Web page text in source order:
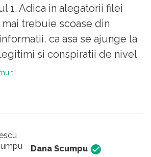
pentru democratie decat
si ca drepturile si
cetatenilor sunt mai presus
de forta ale Statului.
pe care il promovez (
si de viziune nu ar trebui sa
1. Adica in alegatorii filei
mai trebuie scoase din
ca asa se ajunge la
si conspiratii de nivel
mult
Dana Scumpu